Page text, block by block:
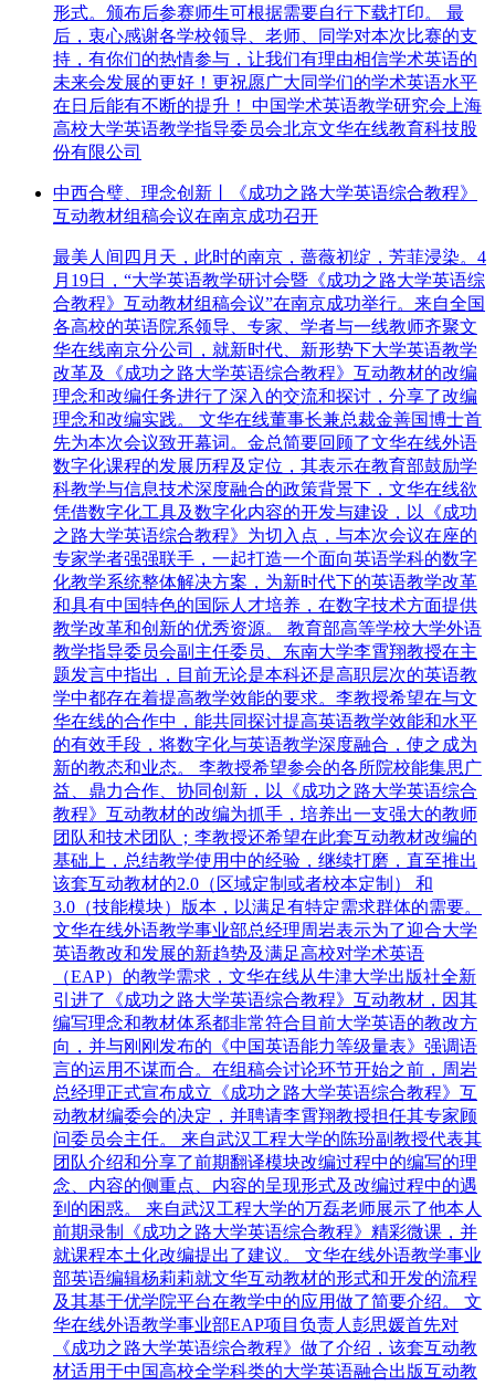
形式。颁布后参赛师生可根据需要自行下载打印。 最
后，衷心感谢各学校领导、老师、同学对本次比赛的支
持，有你们的热情参与，让我们有理由相信学术英语的
未来会发展的更好！更祝愿广大同学们的学术英语水平
在日后能有不断的提升！ 中国学术英语教学研究会上海
高校大学英语教学指导委员会北京文华在线教育科技股
份有限公司
中西合璧、理念创新丨《成功之路大学英语综合教程》
互动教材组稿会议在南京成功召开
最美人间四月天，此时的南京，蔷薇初绽，芳菲浸染。4
月19日，“大学英语教学研讨会暨《成功之路大学英语综
合教程》互动教材组稿会议”在南京成功举行。来自全国
各高校的英语院系领导、专家、学者与一线教师齐聚文
华在线南京分公司，就新时代、新形势下大学英语教学
改革及《成功之路大学英语综合教程》互动教材的改编
理念和改编任务进行了深入的交流和探讨，分享了改编
理念和改编实践。 文华在线董事长兼总裁金善国博士首
先为本次会议致开幕词。金总简要回顾了文华在线外语
数字化课程的发展历程及定位，其表示在教育部鼓励学
科教学与信息技术深度融合的政策背景下，文华在线欲
凭借数字化工具及数字化内容的开发与建设，以《成功
之路大学英语综合教程》为切入点，与本次会议在座的
专家学者强强联手，一起打造一个面向英语学科的数字
化教学系统整体解决方案，为新时代下的英语教学改革
和具有中国特色的国际人才培养，在数字技术方面提供
教学改革和创新的优秀资源。 教育部高等学校大学外语
教学指导委员会副主任委员、东南大学李霄翔教授在主
题发言中指出，目前无论是本科还是高职层次的英语教
学中都存在着提高教学效能的要求。李教授希望在与文
华在线的合作中，能共同探讨提高英语教学效能和水平
的有效手段，将数字化与英语教学深度融合，使之成为
新的教态和业态。 李教授希望参会的各所院校能集思广
益、鼎力合作、协同创新，以《成功之路大学英语综合
教程》互动教材的改编为抓手，培养出一支强大的教师
团队和技术团队；李教授还希望在此套互动教材改编的
基础上，总结教学使用中的经验，继续打磨，直至推出
该套互动教材的2.0（区域定制或者校本定制） 和
3.0（技能模块）版本，以满足有特定需求群体的需要。
文华在线外语教学事业部总经理周岩表示为了迎合大学
英语教改和发展的新趋势及满足高校对学术英语
（EAP）的教学需求，文华在线从牛津大学出版社全新
引进了《成功之路大学英语综合教程》互动教材，因其
编写理念和教材体系都非常符合目前大学英语的教改方
向，并与刚刚发布的《中国英语能力等级量表》强调语
言的运用不谋而合。在组稿会讨论环节开始之前，周岩
总经理正式宣布成立《成功之路大学英语综合教程》互
动教材编委会的决定，并聘请李霄翔教授担任其专家顾
问委员会主任。 来自武汉工程大学的陈玢副教授代表其
团队介绍和分享了前期翻译模块改编过程中的编写的理
念、内容的侧重点、内容的呈现形式及改编过程中的遇
到的困惑。 来自武汉工程大学的万磊老师展示了他本人
前期录制《成功之路大学英语综合教程》精彩微课，并
就课程本土化改编提出了建议。 文华在线外语教学事业
部英语编辑杨莉莉就文华互动教材的形式和开发的流程
及其基于优学院平台在教学中的应用做了简要介绍。 文
华在线外语教学事业部EAP项目负责人彭思媛首先对
《成功之路大学英语综合教程》做了介绍，该套互动教
材适用于中国高校全学科类的大学英语融合出版互动教